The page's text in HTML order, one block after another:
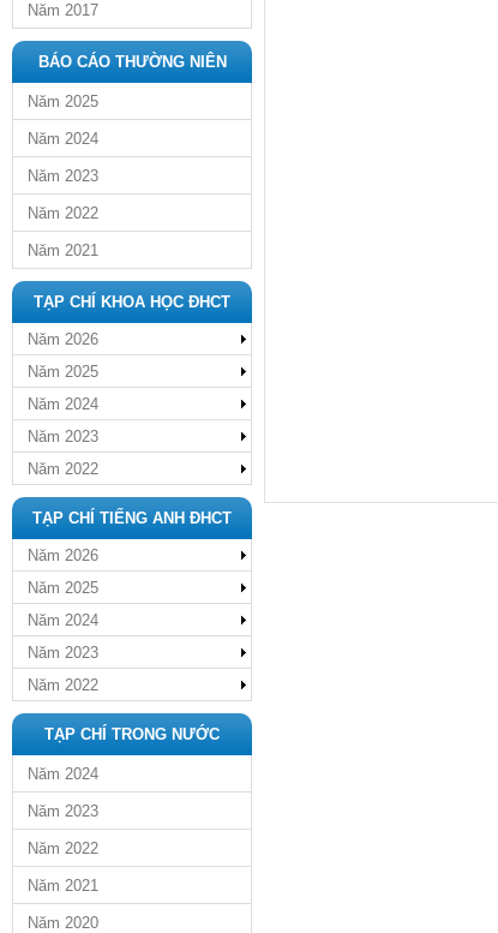
Năm 2017
BÁO CÁO THƯỜNG NIÊN
Năm 2025
Năm 2024
Năm 2023
Năm 2022
Năm 2021
TẠP CHÍ KHOA HỌC ĐHCT
Năm 2026
Năm 2025
Năm 2024
Năm 2023
Năm 2022
TẠP CHÍ TIẾNG ANH ĐHCT
Năm 2026
Năm 2025
Năm 2024
Năm 2023
Năm 2022
TẠP CHÍ TRONG NƯỚC
Năm 2024
Năm 2023
Năm 2022
Năm 2021
Năm 2020